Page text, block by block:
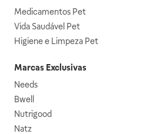
Medicamentos Pet
Vida Saudável Pet
Higiene e Limpeza Pet
Marcas Exclusivas
Needs
Bwell
Nutrigood
Natz